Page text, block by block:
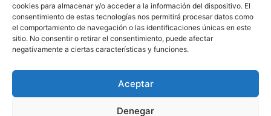
cookies para almacenar y/o acceder a la información del dispositivo. El
consentimiento de estas tecnologías nos permitirá procesar datos como
el comportamiento de navegación o las identificaciones únicas en este
sitio. No consentir o retirar el consentimiento, puede afectar
negativamente a ciertas características y funciones.
Aceptar
Denegar